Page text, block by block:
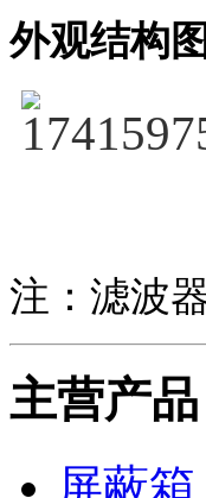
外观结构图
注：滤波
主营产品
屏蔽